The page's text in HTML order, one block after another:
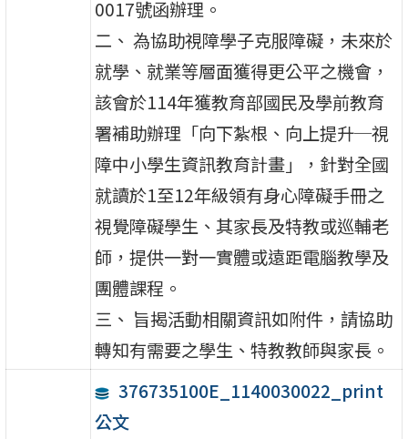
0017號函辦理。
二、 為協助視障學子克服障礙，未來於
就學、就業等層面獲得更公平之機會，
該會於114年獲教育部國民及學前教育
署補助辦理「向下紮根、向上提升─視
障中小學生資訊教育計畫」，針對全國
就讀於1至12年級領有身心障礙手冊之
視覺障礙學生、其家長及特教或巡輔老
師，提供一對一實體或遠距電腦教學及
團體課程。
三、 旨揭活動相關資訊如附件，請協助
轉知有需要之學生、特教教師與家長。
376735100E_1140030022_print
公文